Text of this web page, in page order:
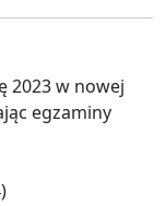
2023 w nowej
egzaminy